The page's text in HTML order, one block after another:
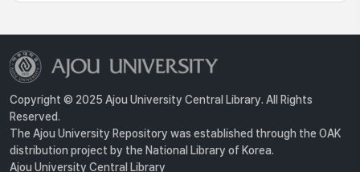
Copyright © 2025 Ajou University Central Library. All Rights
Reserved.
The Ajou University Repository was established through the OAK
distribution project by the National Library of Korea.
Ajou University Central Library